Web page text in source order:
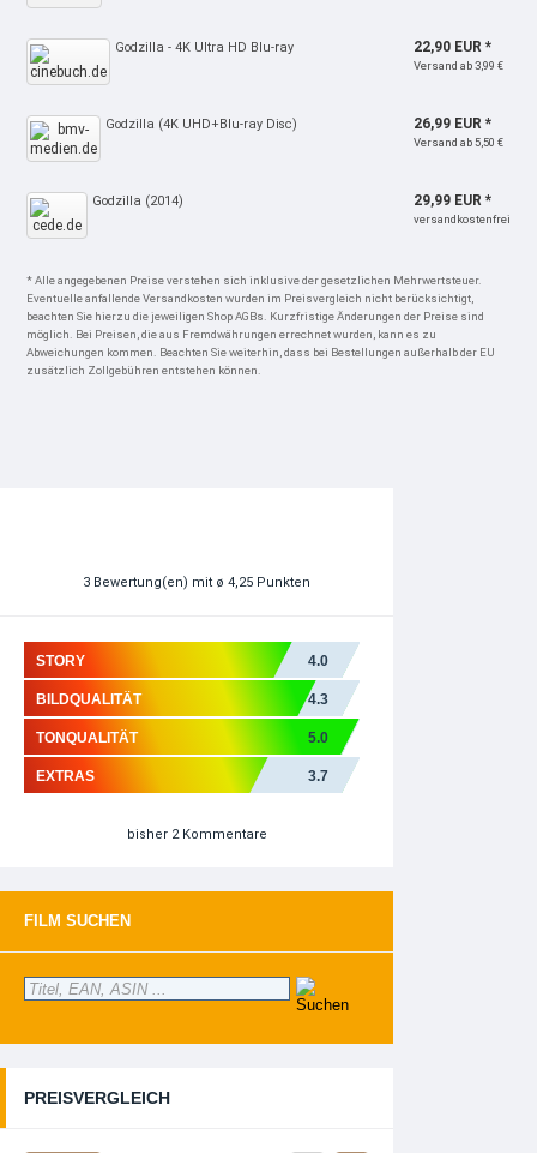
Godzilla - 4K Ultra HD Blu-ray 22,90 EUR *
Versand ab 3,99 €
Godzilla (4K UHD+Blu-ray Disc) 26,99 EUR *
Versand ab 5,50 €
Godzilla (2014) 29,99 EUR *
versandkostenfrei
* Alle angegebenen Preise verstehen sich inklusive der gesetzlichen Mehrwertsteuer.
Eventuelle anfallende Versandkosten wurden im Preisvergleich nicht berücksichtigt,
beachten Sie hierzu die jeweiligen Shop AGBs. Kurzfristige Änderungen der Preise sind
möglich. Bei Preisen, die aus Fremdwährungen errechnet wurden, kann es zu
Abweichungen kommen. Beachten Sie weiterhin, dass bei Bestellungen außerhalb der EU
zusätzlich Zollgebühren entstehen können.
3 Bewertung(en) mit ø 4,25 Punkten
STORY 4.0
BILDQUALITÄT 4.3
TONQUALITÄT 5.0
EXTRAS 3.7
bisher 2 Kommentare
FILM SUCHEN
PREISVERGLEICH